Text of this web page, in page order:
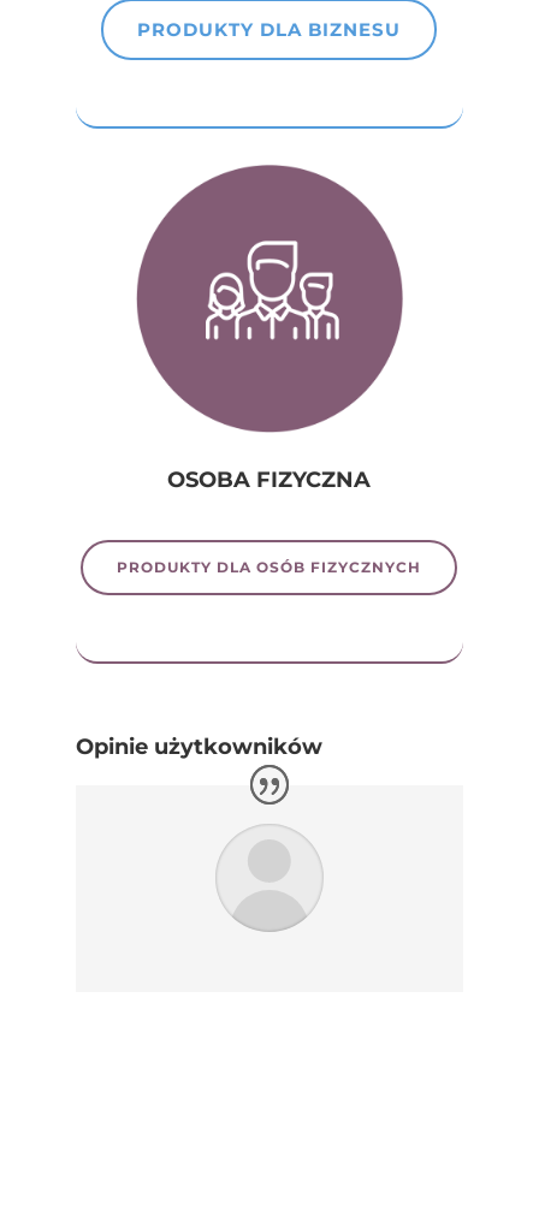
PRODUKTY DLA BIZNESU
OSOBA FIZYCZNA
PRODUKTY DLA OSÓB FIZYCZNYCH
Opinie użytkowników